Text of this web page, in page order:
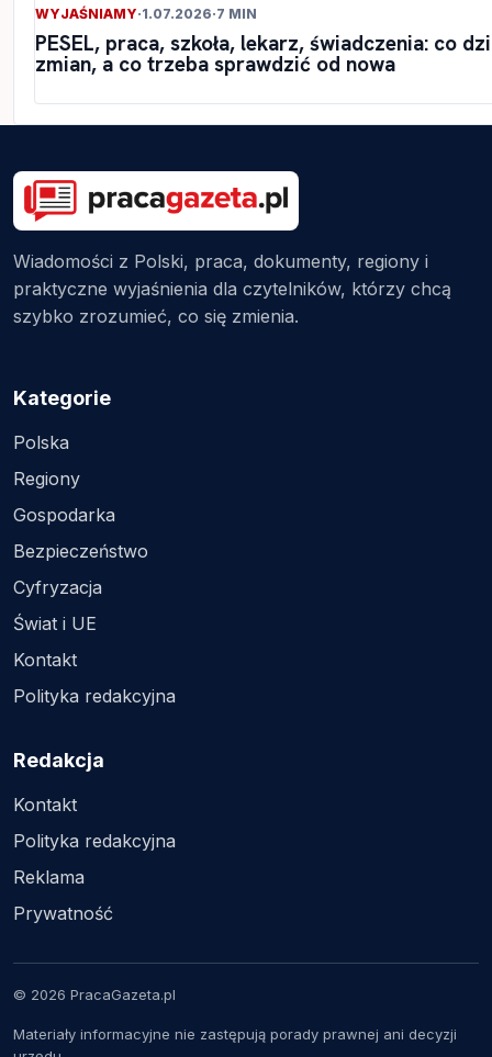
WYJAŚNIAMY·1.07.2026·7 MIN
PESEL, praca, szkoła, lekarz, świadczenia: co
zmian, a co trzeba sprawdzić od nowa
Wiadomości z Polski, praca, dokumenty, regiony i
praktyczne wyjaśnienia dla czytelników, którzy chcą
szybko zrozumieć, co się zmienia.
Kategorie
Polska
Regiony
Gospodarka
Bezpieczeństwo
Cyfryzacja
Świat i UE
Kontakt
Polityka redakcyjna
Redakcja
Kontakt
Polityka redakcyjna
Reklama
Prywatność
© 2026 PracaGazeta.pl
Materiały informacyjne nie zastępują porady prawnej ani decyzji